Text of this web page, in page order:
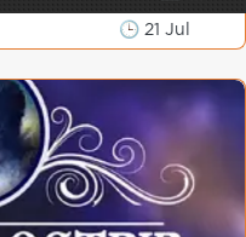
🕒 21 Jul